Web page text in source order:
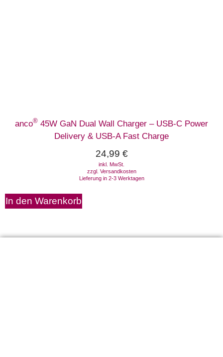
anco® 45W GaN Dual Wall Charger – USB-C Power
Delivery & USB-A Fast Charge
24,99 €
inkl. MwSt.
zzgl. Versandkosten
Lieferung in 2-3 Werktagen
In den Warenkorb